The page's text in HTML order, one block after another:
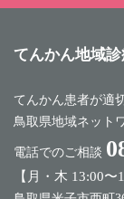
てんかん地域
てんかん患者が適
鳥取県地域ネット
電話でのご相談
【月・木 13:00〜